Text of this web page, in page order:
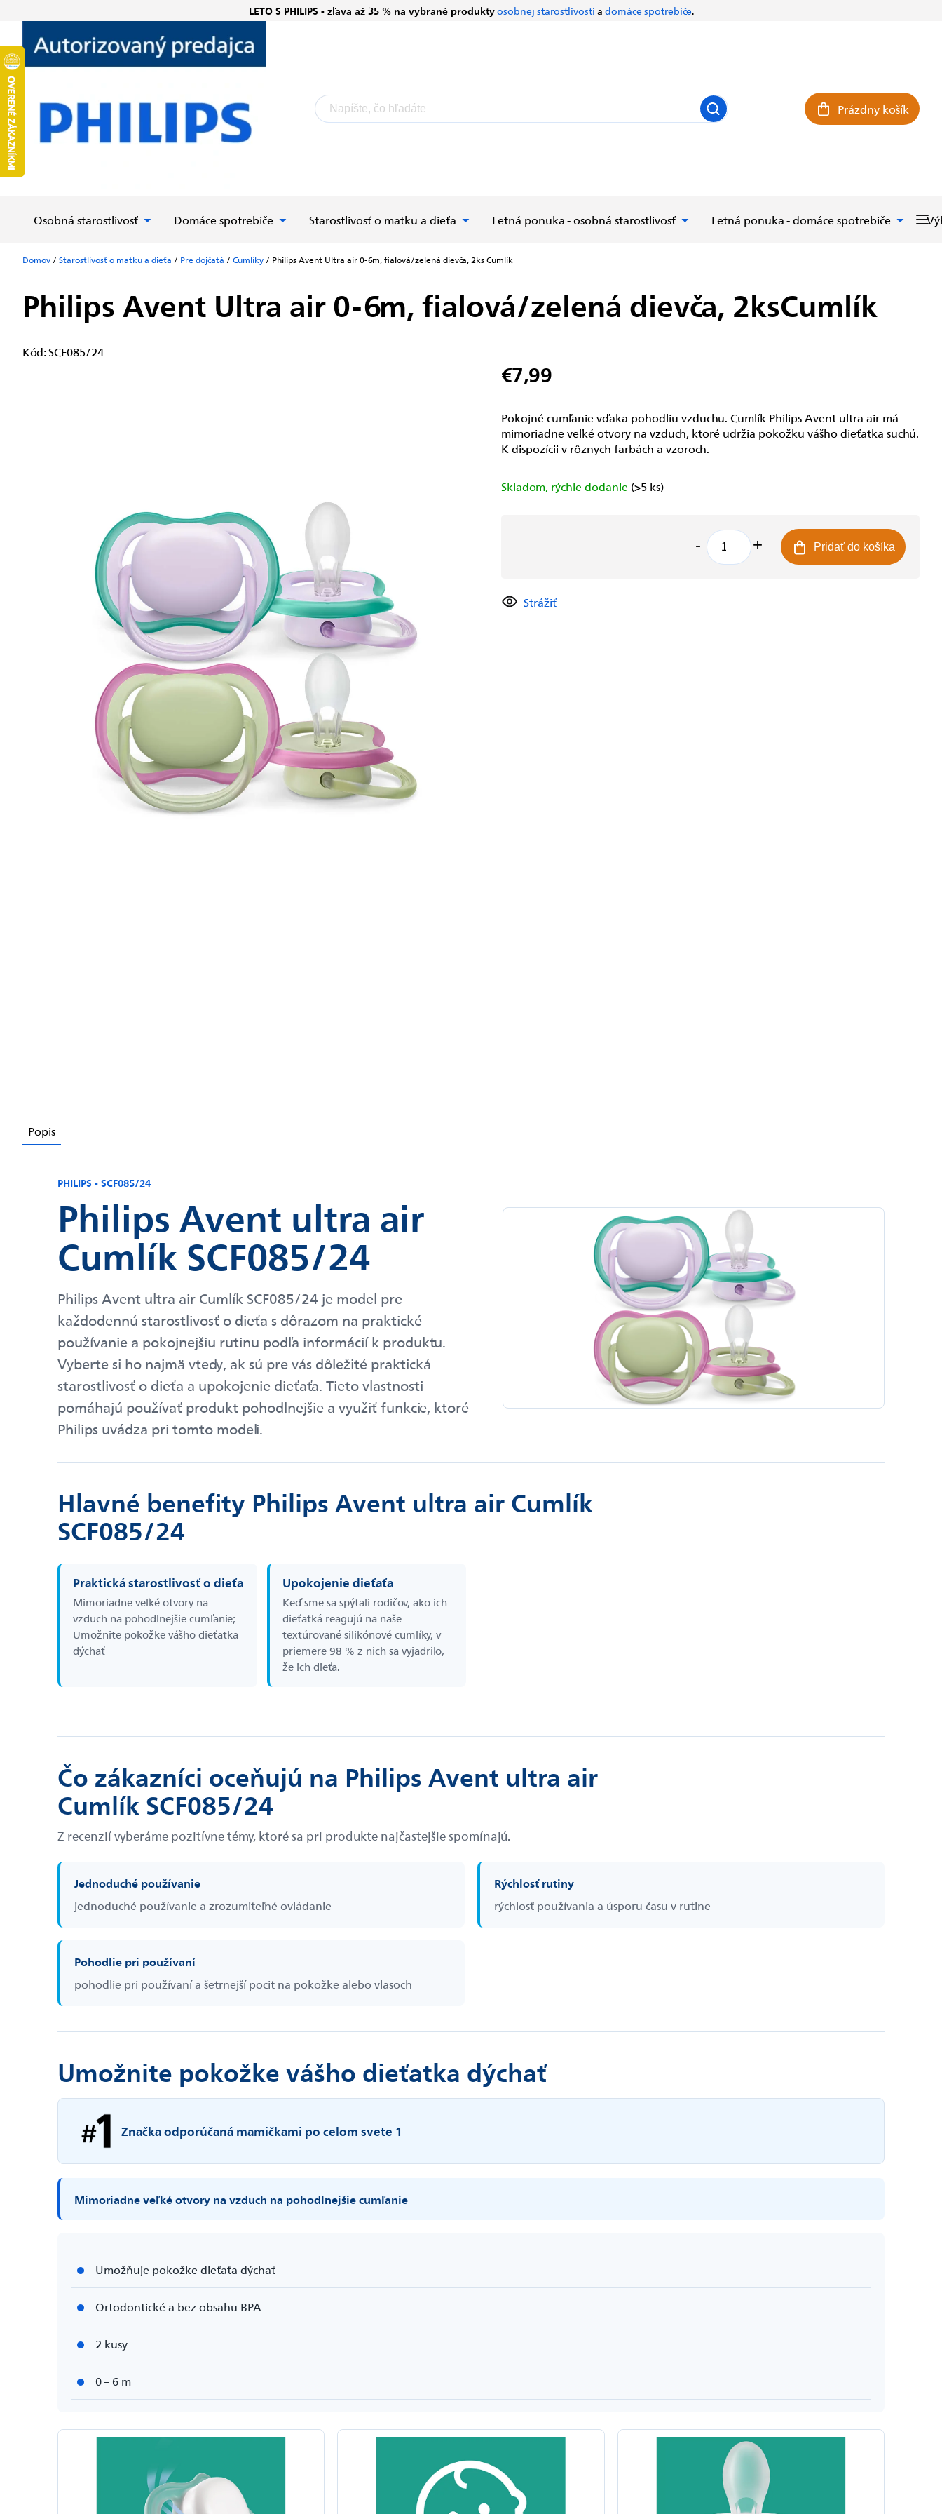
LETO S PHILIPS - zľava až 35 % na vybrané produktyosobnej starostlivosti a domáce spotrebiče.
Nákupný košík
Prázdny košík
Osobná starostlivosť Domáce spotrebiče Starostlivosť o matku a dieťa Letná ponuka - osobná starostlivosť Letná ponuka - domáce spotrebiče
Domov / Starostlivosť o matku a dieťa / Pre dojčatá / Cumlíky / Philips Avent Ultra air 0-6m, fialová/zelená dievča, 2ksCumlík
Philips Avent Ultra air 0-6m, fialová/zelená dievča, 2ksCumlík
Kód:SCF085/24
€7,99
cena:
Skladom, rýchle dodanie (>5 ks)
Pridať do košíka
Pokojné cumľanie vďaka pohodliu vzduchu. Cumlík Philips Avent ultra air má
mimoriadne veľké otvory na vzduch, ktoré udržia pokožku vášho dieťatka suchú.
K dispozícii v rôznych farbách a vzoroch.
Strážiť
Popis
PHILIPS - SCF085/24
Philips Avent ultra air
Cumlík SCF085/24
Philips Avent ultra air Cumlík SCF085/24 je model pre
každodennú starostlivosť o dieťa s dôrazom na praktické
používanie a pokojnejšiu rutinu podľa informácií k produktu.
Vyberte si ho najmä vtedy, ak sú pre vás dôležité praktická
starostlivosť o dieťa a upokojenie dieťaťa. Tieto vlastnosti
pomáhajú používať produkt pohodlnejšie a využiť funkcie, ktoré
Philips uvádza pri tomto modeli.
Hlavné benefity Philips Avent ultra air Cumlík
SCF085/24
Praktická starostlivosť o dieťa
Mimoriadne veľké otvory na
vzduch na pohodlnejšie cumľanie;
Umožnite pokožke vášho dieťatka
dýchať
Upokojenie dieťaťa
Keď sme sa spýtali rodičov, ako ich
dieťatká reagujú na naše
textúrované silikónové cumlíky, v
priemere 98 % z nich sa vyjadrilo,
že ich dieťa.
Čo zákazníci oceňujú na Philips Avent ultra air
Cumlík SCF085/24
Z recenzií vyberáme pozitívne témy, ktoré sa pri produkte najčastejšie spomínajú.
Jednoduché používanie
jednoduché používanie a zrozumiteľné ovládanie
Rýchlosť rutiny
rýchlosť používania a úsporu času v rutine
Pohodlie pri používaní
pohodlie pri používaní a šetrnejší pocit na pokožke alebo vlasoch
Umožnite pokožke vášho dieťatka dýchať
Značka odporúčaná mamičkami po celom svete 1
Mimoriadne veľké otvory na vzduch na pohodlnejšie cumľanie
Umožňuje pokožke dieťaťa dýchať
Ortodontické a bez obsahu BPA
2 kusy
0 – 6 m